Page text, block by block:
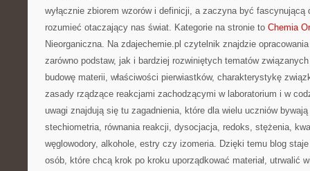
wyłącznie zbiorem wzorów i definicji, a zaczyna być fascynującą
rozumieć otaczający nas świat. Kategorie na stronie to Chemia
Nieorganiczna. Na zdajechemie.pl czytelnik znajdzie
zarówno podstaw, jak i bardziej rozwiniętych tematów
budowę materii, właściwości pierwiastków, charakterystykę
zasady rządzące reakcjami zachodzącymi w laboratorium i w
uwagi znajdują się tu zagadnienia, które dla wielu uczniów
stechiometria, równania reakcji, dysocjacja, redoks, stężenia,
węglowodory, alkohole, estry czy izomeria. Dzięki temu blog
osób, które chcą krok po kroku uporządkować materiał, utrwalić